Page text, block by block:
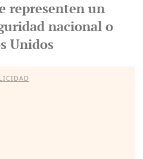
representen un
nacional o
Unidos